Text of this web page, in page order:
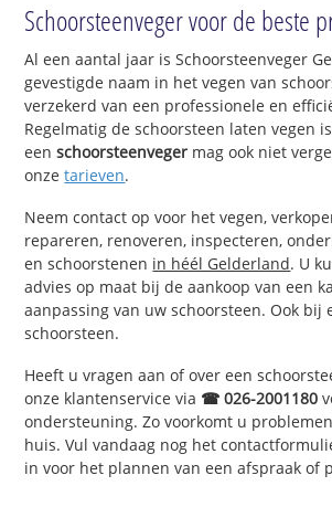
Schoorsteenveger voor de beste
Al een aantal jaar is Schoorsteenveger
gevestigde naam in het vegen van
verzekerd van een professionele en
Regelmatig de schoorsteen laten vegen
eenschoorsteenveger mag ook niet
onzetarieven.
Neem contact op voor het vegen,
repareren, renoveren, inspecteren,
en schoorstenen in héél Gelderland. U
advies op maat bij de aankoop van een
aanpassing van uw schoorsteen. Ook bij
schoorsteen.
Heeft u vragen aan of over een
onze klantenservice via ☎ 026-2001180
ondersteuning. Zo voorkomt u
huis. Vul vandaag nog het
in voor het plannen van een afspraak of